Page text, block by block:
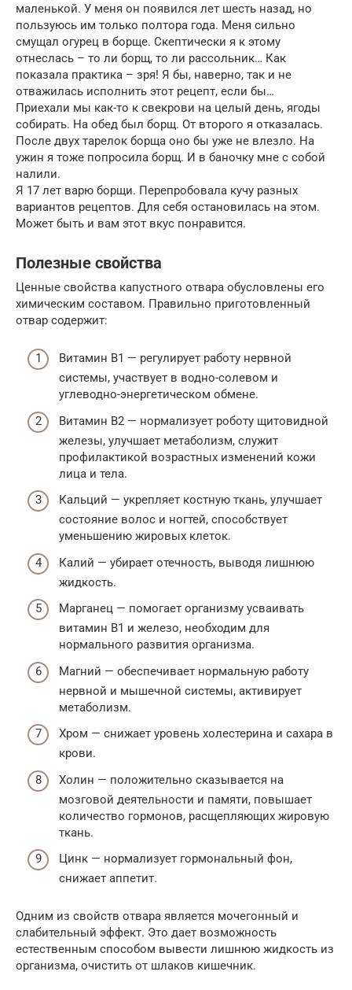
маленькой. У меня он появился лет шесть назад, но
пользуюсь им только полтора года. Меня сильно
смущал огурец в борще. Скептически я к этому
отнеслась – то ли борщ, то ли рассольник… Как
показала практика – зря! Я бы, наверно, так и не
отважилась исполнить этот рецепт, если бы…
Приехали мы как-то к свекрови на целый день, ягоды
собирать. На обед был борщ. От второго я отказалась.
После двух тарелок борща оно бы уже не влезло. На
ужин я тоже попросила борщ. И в баночку мне с собой
налили.
Я 17 лет варю борщи. Перепробовала кучу разных
вариантов рецептов. Для себя остановилась на этом.
Может быть и вам этот вкус понравится.
Полезные свойства
Ценные свойства капустного отвара обусловлены его
химическим составом. Правильно приготовленный
отвар содержит:
Витамин В1 — регулирует работу нервной
системы, участвует в водно-солевом и
углеводно-энергетическом обмене.
Витамин В2 — нормализует роботу щитовидной
железы, улучшает метаболизм, служит
профилактикой возрастных изменений кожи
лица и тела.
Кальций — укрепляет костную ткань, улучшает
состояние волос и ногтей, способствует
уменьшению жировых клеток.
Калий — убирает отечность, выводя лишнюю
жидкость.
Марганец — помогает организму усваивать
витамин В1 и железо, необходим для
нормального развития организма.
Магний — обеспечивает нормальную работу
нервной и мышечной системы, активирует
метаболизм.
Хром — снижает уровень холестерина и сахара в
крови.
Холин — положительно сказывается на
мозговой деятельности и памяти, повышает
количество гормонов, расщепляющих жировую
ткань.
Цинк — нормализует гормональный фон,
снижает аппетит.
Одним из свойств отвара является мочегонный и
слабительный эффект. Это дает возможность
естественным способом вывести лишнюю жидкость из
организма, очистить от шлаков кишечник.